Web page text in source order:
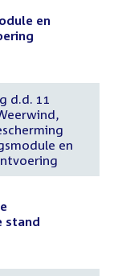
en
d.d. 11
en
stand